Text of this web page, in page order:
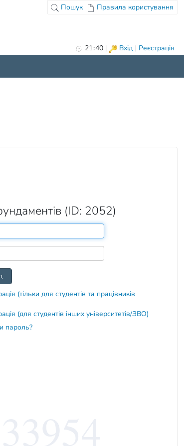
Пошук Правила користування
21:40 | Вхід| Реєстрація
(ID: 2052)
(тільки для студентів та працівників
(для студентів інших університетів/ЗВО)
пароль?